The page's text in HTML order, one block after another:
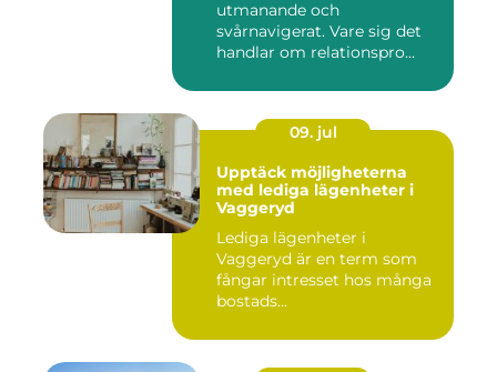
utmanande och
svårnavigerat. Vare sig det
handlar om relationspro...
09. jul
Upptäck möjligheterna
med lediga lägenheter i
Vaggeryd
Lediga lägenheter i
Vaggeryd är en term som
fångar intresset hos många
bostads...